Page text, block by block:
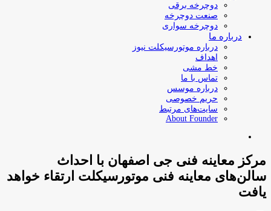
دوچرخه برقی
صنعت دوچرخه
دوچرخه سواری
درباره ما
درباره موتورسیکلت نیوز
اهداف
خط مشی
تماس با ما
درباره موسس
حریم خصوصی
سایت‌های مرتبط
About Founder
مرکز معاینه فنی جی اصفهان با احداث
سالن‌های معاینه فنی موتورسیکلت ارتقاء خواهد
یافت